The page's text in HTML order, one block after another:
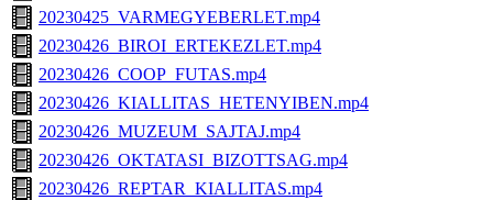
20230425_VARMEGYEBERLET.mp4
20230426_BIROI_ERTEKEZLET.mp4
20230426_COOP_FUTAS.mp4
20230426_KIALLITAS_HETENYIBEN.mp4
20230426_MUZEUM_SAJTAJ.mp4
20230426_OKTATASI_BIZOTTSAG.mp4
20230426_REPTAR_KIALLITAS.mp4